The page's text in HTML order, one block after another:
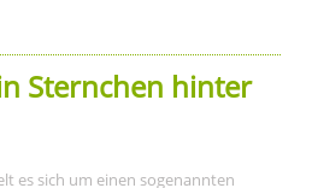
Sternchen hinter
es sich um einen sogenannten